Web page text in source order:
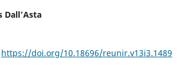
Dall’Asta
https://doi.org/10.18696/reunir.v13i3.1489